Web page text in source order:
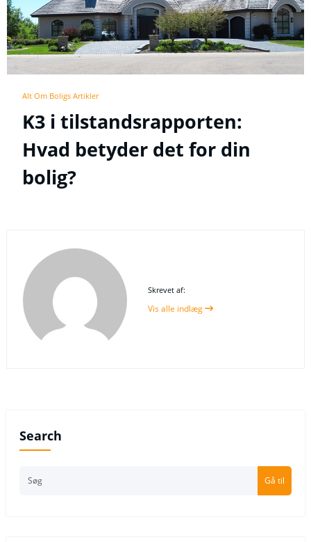
Alt Om Boligs Artikler
K3 i tilstandsrapporten:
Hvad betyder det for din
bolig?
Skrevet af:
Vis alle indlæg
Search
Gå til